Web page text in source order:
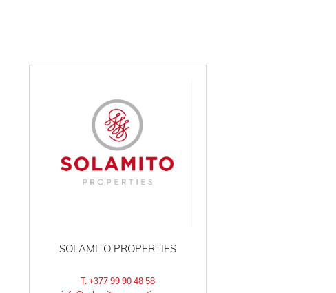
SOLAMITO PROPERTIES
T. +377 99 90 48 58